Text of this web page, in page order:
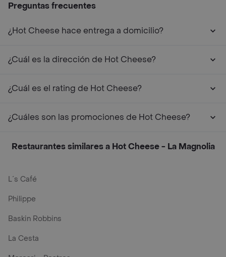
Preguntas frecuentes
¿Hot Cheese hace entrega a domicilio?
¿Cuál es la dirección de Hot Cheese?
¿Cuál es el rating de Hot Cheese?
¿Cuáles son las promociones de Hot Cheese?
Restaurantes similares a Hot Cheese - La Magnolia
L´s Café
Philippe
Baskin Robbins
La Cesta